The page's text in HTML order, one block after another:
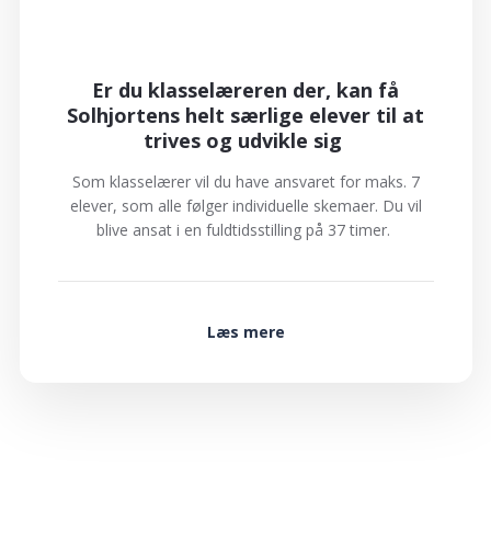
Er du klasselæreren der, kan få
Solhjortens helt særlige elever til at
trives og udvikle sig
Som klasselærer vil du have ansvaret for maks. 7
elever, som alle følger individuelle skemaer. Du vil
blive ansat i en fuldtidsstilling på 37 timer.
Læs mere